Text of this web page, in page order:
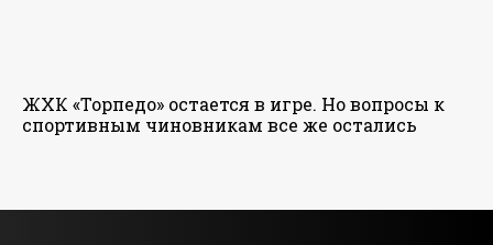
ЖХК «Торпедо» остается в игре. Но вопросы к
спортивным чиновникам все же остались